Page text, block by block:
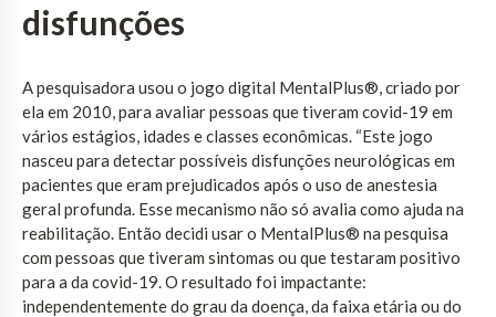
disfunções
A pesquisadora usou o jogo digital MentalPlus®, criado por
ela em 2010, para avaliar pessoas que tiveram covid-19 em
vários estágios, idades e classes econômicas. “Este jogo
nasceu para detectar possíveis disfunções neurológicas em
pacientes que eram prejudicados após o uso de anestesia
geral profunda. Esse mecanismo não só avalia como ajuda na
reabilitação. Então decidi usar o MentalPlus® na pesquisa
com pessoas que tiveram sintomas ou que testaram positivo
para a da covid-19. O resultado foi impactante:
independentemente do grau da doença, da faixa etária ou do